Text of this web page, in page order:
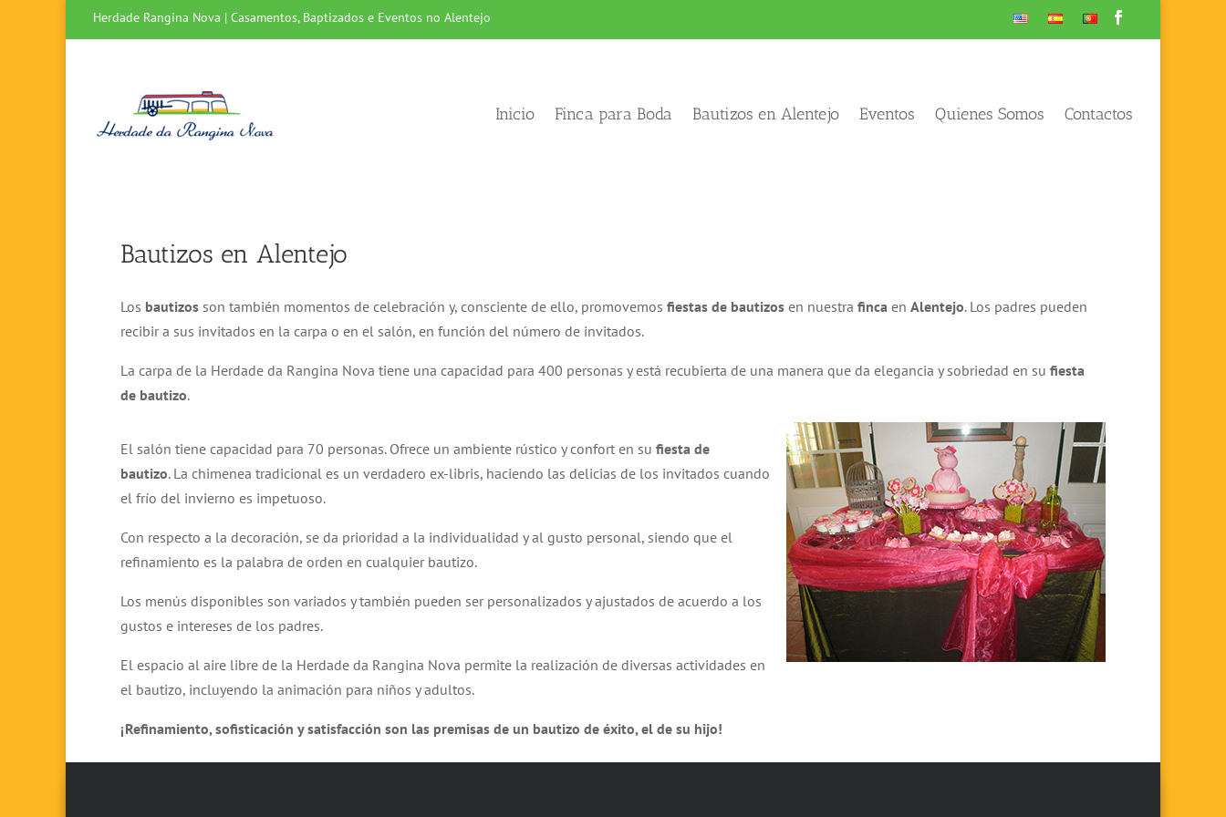
Herdade Rangina Nova | Casamentos, Baptizados e Eventos no Alentejo
Inicio Finca para Boda Bautizos en Alentejo Eventos Quienes Somos Contactos
Bautizos en Alentejo
Los bautizos son también momentos de celebración y, consciente de ello, promovemos fiestas de bautizos en nuestra finca en Alentejo. Los padres pueden
recibir a sus invitados en la carpa o en el salón, en función del número de invitados.
La carpa de la Herdade da Rangina Nova tiene una capacidad para 400 personas y está recubierta de una manera que da elegancia y sobriedad en su fiesta
de bautizo.
El salón tiene capacidad para 70 personas. Ofrece un ambiente rústico y confort en su fiesta de
bautizo. La chimenea tradicional es un verdadero ex-libris, haciendo las delicias de los invitados cuando
el frío del invierno es impetuoso.
Con respecto a la decoración, se da prioridad a la individualidad y al gusto personal, siendo que el
refinamiento es la palabra de orden en cualquier bautizo.
Los menús disponibles son variados y también pueden ser personalizados y ajustados de acuerdo a los
gustos e intereses de los padres.
El espacio al aire libre de la Herdade da Rangina Nova permite la realización de diversas actividades en
el bautizo, incluyendo la animación para niños y adultos.
¡Refinamiento, sofisticación y satisfacción son las premisas de un bautizo de éxito, el de su hijo!